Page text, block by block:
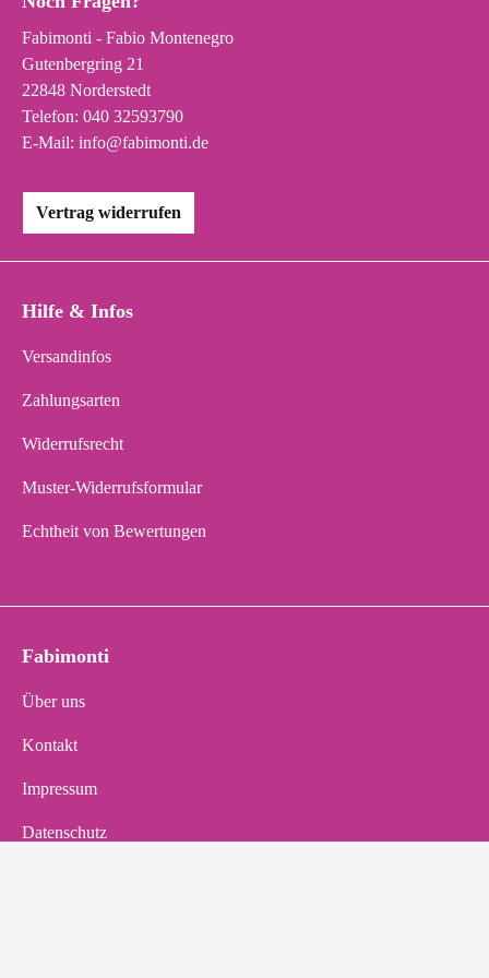
Fabimonti - Fabio Montenegro
Gutenbergring 21
22848 Norderstedt
Telefon: 040 32593790
E-Mail: info@fabimonti.de
Vertrag widerrufen
Hilfe & Infos
Versandinfos
Zahlungsarten
Widerrufsrecht
Muster-Widerrufsformular
Echtheit von Bewertungen
Fabimonti
Über uns
Kontakt
Impressum
Datenschutz